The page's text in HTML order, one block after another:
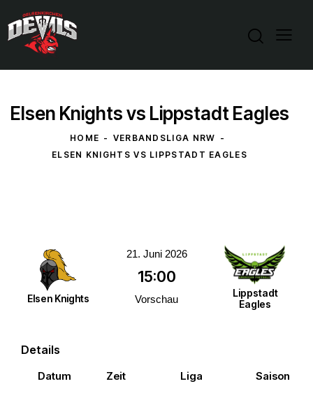
Elsen Knights vs Lippstadt Eagles
HOME
VERBANDSLIGA NRW
ELSEN KNIGHTS VS LIPPSTADT EAGLES
Elsen Knights
Lippstadt
Eagles
21. Juni 2026
15:00
Vorschau
Details
Datum Zeit Liga Saison